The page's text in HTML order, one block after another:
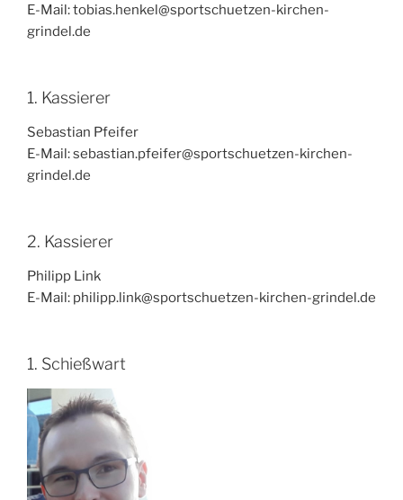
E-Mail: tobias.henkel@sportschuetzen-kirchen-
grindel.de
1. Kassierer
Sebastian Pfeifer
E-Mail: sebastian.pfeifer@sportschuetzen-kirchen-
grindel.de
2. Kassierer
Philipp Link
E-Mail: philipp.link@sportschuetzen-kirchen-grindel.de
1. Schießwart